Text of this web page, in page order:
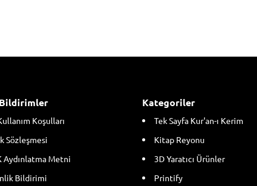
Koşulları
Sözleşmesi
Aydınlatma Metni
Bildirimi
Kategoriler
Tek Sayfa Kur'an-ı Kerim
Kitap Reyonu
3D Yaratıcı Ürünler
Printify